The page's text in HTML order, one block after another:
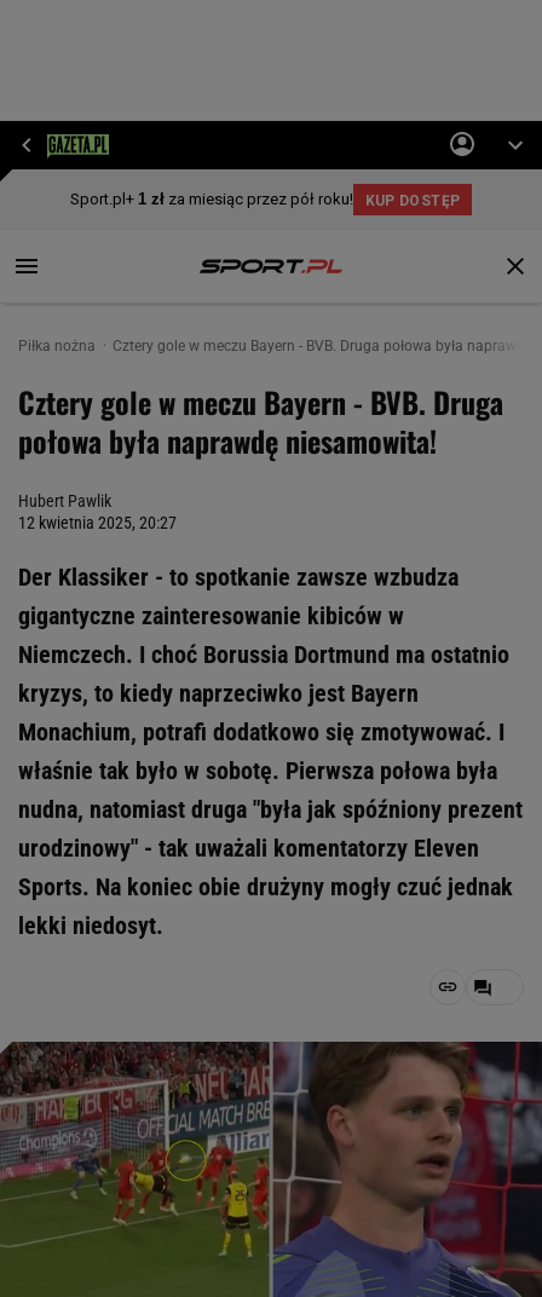
Piłka nożna Cztery gole w meczu Bayern - BVB. Druga połowa była naprawdę
Cztery gole w meczu Bayern - BVB. Druga
połowa była naprawdę niesamowita!
Hubert Pawlik
12 kwietnia 2025, 20:27
Der Klassiker - to spotkanie zawsze wzbudza
gigantyczne zainteresowanie kibiców w
Niemczech. I choć Borussia Dortmund ma ostatnio
kryzys, to kiedy naprzeciwko jest Bayern
Monachium, potrafi dodatkowo się zmotywować. I
właśnie tak było w sobotę. Pierwsza połowa była
nudna, natomiast druga "była jak spóźniony prezent
urodzinowy" - tak uważali komentatorzy Eleven
Sports. Na koniec obie drużyny mogły czuć jednak
lekki niedosyt.